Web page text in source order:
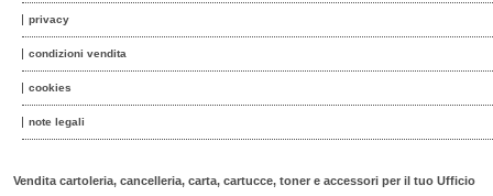
privacy
condizioni vendita
cookies
note legali
Vendita cartoleria, cancelleria, carta, cartucce, toner e accessori per il tuo Ufficio